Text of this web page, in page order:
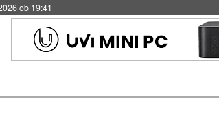
19:41